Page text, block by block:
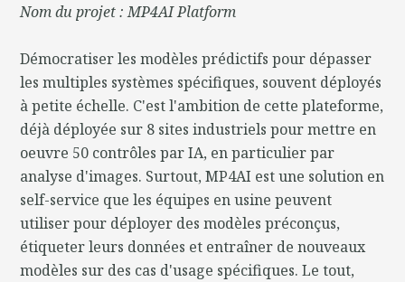
Nom du projet : MP4AI Platform
Démocratiser les modèles prédictifs pour dépasser
les multiples systèmes spécifiques, souvent déployés
à petite échelle. C'est l'ambition de cette plateforme,
déjà déployée sur 8 sites industriels pour mettre en
oeuvre 50 contrôles par IA, en particulier par
analyse d'images. Surtout, MP4AI est une solution en
self-service que les équipes en usine peuvent
utiliser pour déployer des modèles préconçus,
étiqueter leurs données et entraîner de nouveaux
modèles sur des cas d'usage spécifiques. Le tout,